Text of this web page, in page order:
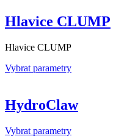
Hlavice CLUMP
Hlavice CLUMP
Vybrat parametry
HydroClaw
Vybrat parametry